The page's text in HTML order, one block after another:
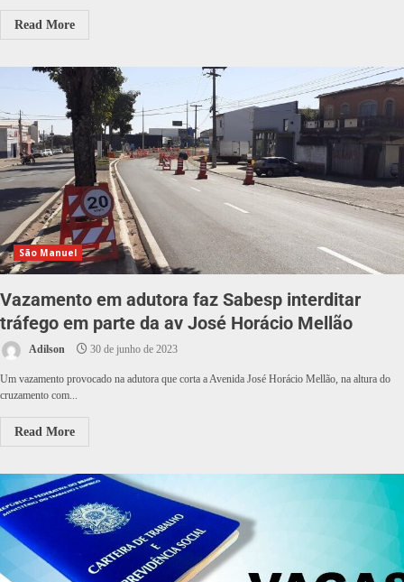
Read More
São Manuel
Vazamento em adutora faz Sabesp interditar
tráfego em parte da av José Horácio Mellão
Adilson 30 de junho de 2023
Um vazamento provocado na adutora que corta a Avenida José Horácio Mellão, na altura do
cruzamento com...
Read More